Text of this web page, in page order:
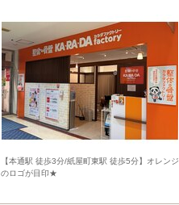
【本通駅 徒歩3分/紙屋町東駅 徒歩5分】オレンジ
のロゴが目印★